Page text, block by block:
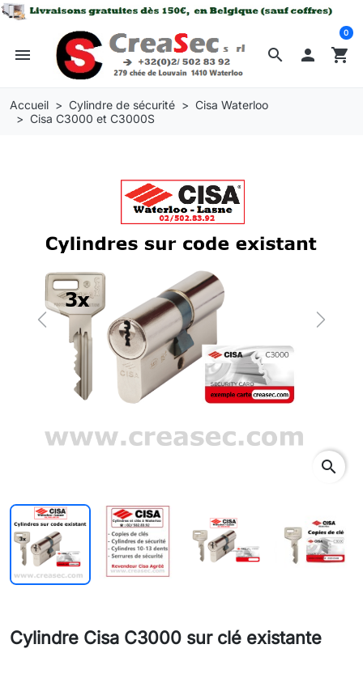
search
menu  shopping_cart
0
Accueil Cylindre de sécurité
Cisa Waterloo
Cisa C3000 et C3000S
Previous Next
search
Cylindre Cisa C3000 sur clé existante